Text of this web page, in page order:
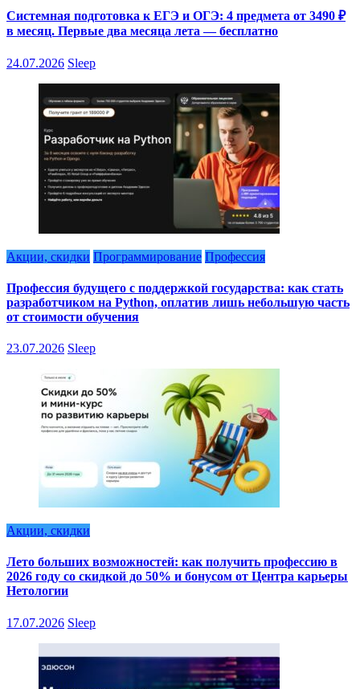
Системная подготовка к ЕГЭ и ОГЭ: 4 предмета от 3490 ₽
в месяц. Первые два месяца лета — бесплатно
24.07.2026 Sleep
Акции, скидки Программирование Профессия
Профессия будущего с поддержкой государства: как стать
разработчиком на Python, оплатив лишь небольшую часть
от стоимости обучения
23.07.2026 Sleep
Акции, скидки
Лето больших возможностей: как получить профессию в
2026 году со скидкой до 50% и бонусом от Центра карьеры
Нетологии
17.07.2026 Sleep